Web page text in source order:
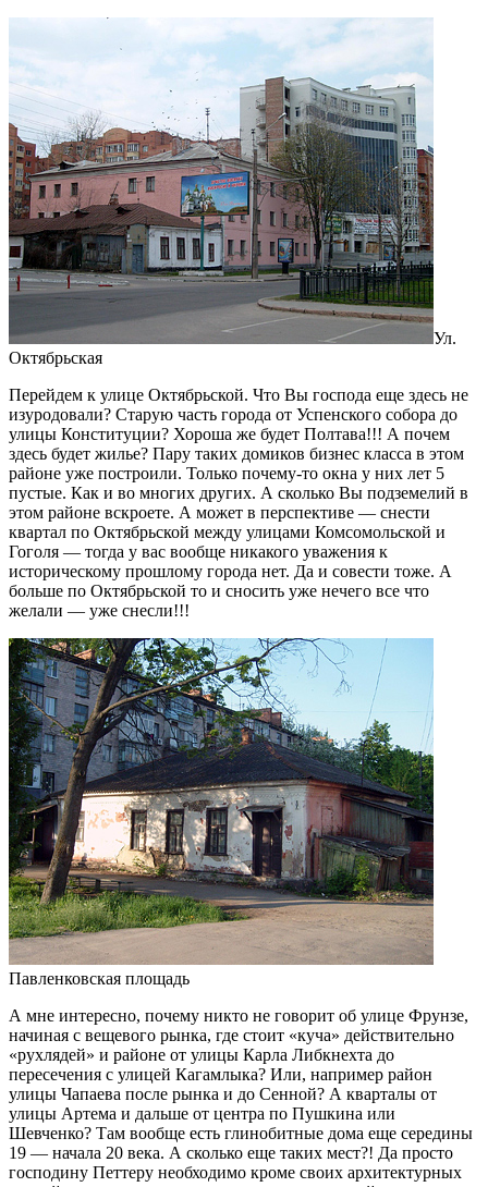
Ул.
Октябрьская
Перейдем к улице Октябрьской. Что Вы господа еще здесь не
изуродовали? Старую часть города от Успенского собора до
улицы Конституции? Хороша же будет Полтава!!! А почем
здесь будет жилье? Пару таких домиков бизнес класса в этом
районе уже построили. Только почему-то окна у них лет 5
пустые. Как и во многих других. А сколько Вы подземелий в
этом районе вскроете. А может в перспективе — снести
квартал по Октябрьской между улицами Комсомольской и
Гоголя — тогда у вас вообще никакого уважения к
историческому прошлому города нет. Да и совести тоже. А
больше по Октябрьской то и сносить уже нечего все что
желали — уже снесли!!!
Павленковская площадь
А мне интересно, почему никто не говорит об улице Фрунзе,
начиная с вещевого рынка, где стоит «куча» действительно
«рухлядей» и районе от улицы Карла Либкнехта до
пересечения с улицей Кагамлыка? Или, например район
улицы Чапаева после рынка и до Сенной? А кварталы от
улицы Артема и дальше от центра по Пушкина или
Шевченко? Там вообще есть глинобитные дома еще середины
19 — начала 20 века. А сколько еще таких мест?! Да просто
господину Петтеру необходимо кроме своих архитектурных